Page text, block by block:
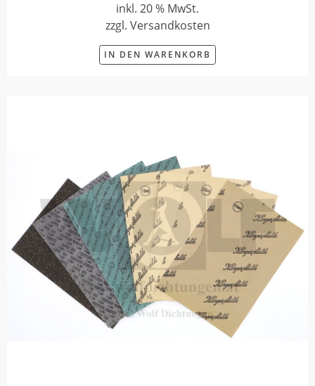
inkl. 20 % MwSt.
zzgl. Versandkosten
IN DEN WARENKORB